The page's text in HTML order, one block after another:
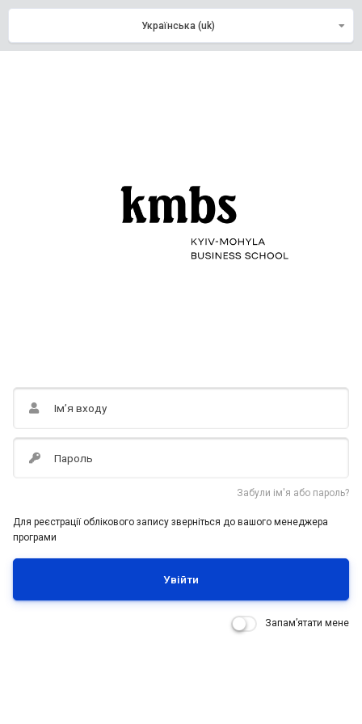
Перейти до головного вмісту
Українська ‎(uk)‎
Ім’я входу
Пароль
Забули ім'я або пароль?
Для реєстрації облікового запису зверніться до вашого менеджера
програми
Увійти
Запам’ятати мене